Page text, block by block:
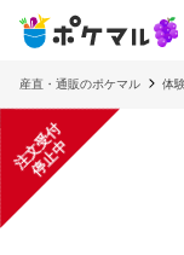
産直・通販のポケマル 体
注
文
受
付
停
止
中